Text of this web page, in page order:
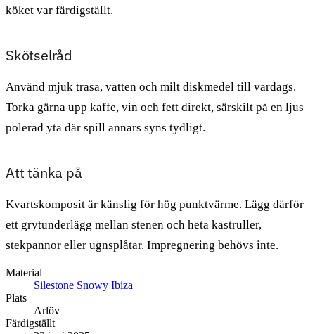
köket var färdigställt.
Skötselråd
Använd mjuk trasa, vatten och milt diskmedel till vardags.
Torka gärna upp kaffe, vin och fett direkt, särskilt på en ljus
polerad yta där spill annars syns tydligt.
Att tänka på
Kvartskomposit är känslig för hög punktvärme. Lägg därför
ett grytunderlägg mellan stenen och heta kastruller,
stekpannor eller ugnsplåtar. Impregnering behövs inte.
Material
Silestone Snowy Ibiza
Plats
Arlöv
Färdigställt